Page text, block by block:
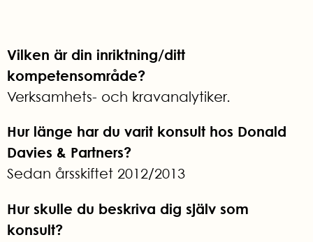
Vilken är din inriktning/ditt
kompetensområde?
Verksamhets- och kravanalytiker.
Hur länge har du varit konsult hos Donald
Davies & Partners?
Sedan årsskiftet 2012/2013
Hur skulle du beskriva dig själv som
konsult?